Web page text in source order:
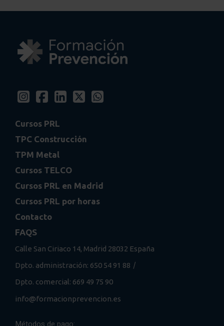
Cursos PRL
TPC Construcción
TPM Metal
Cursos TELCO
Cursos PRL en Madrid
Cursos PRL por horas
Contacto
FAQS
Calle San Ciriaco 14, Madrid 28032 España
Dpto. administración: 650 54 91 88 /
Dpto. comercial: 669 49 75 90
info@formacionprevencion.es